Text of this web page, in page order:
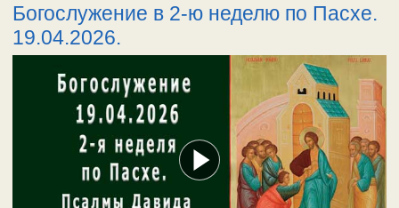
Богослужение в 2-ю неделю по Пасхе.
19.04.2026.